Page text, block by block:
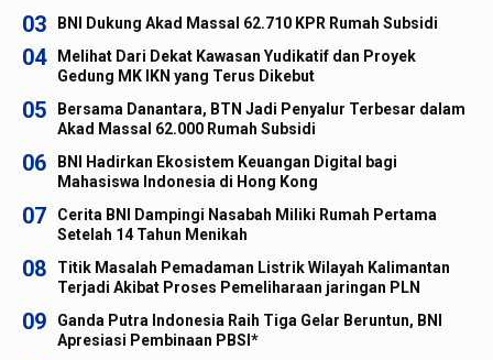
03 BNI Dukung Akad Massal 62.710 KPR Rumah Subsidi
04
Melihat Dari Dekat Kawasan Yudikatif dan Proyek
Gedung MK IKN yang Terus Dikebut
05
Bersama Danantara, BTN Jadi Penyalur Terbesar dalam
Akad Massal 62.000 Rumah Subsidi
06
BNI Hadirkan Ekosistem Keuangan Digital bagi
Mahasiswa Indonesia di Hong Kong
07
Cerita BNI Dampingi Nasabah Miliki Rumah Pertama
Setelah 14 Tahun Menikah
08
Titik Masalah Pemadaman Listrik Wilayah Kalimantan
Terjadi Akibat Proses Pemeliharaan jaringan PLN
09
Ganda Putra Indonesia Raih Tiga Gelar Beruntun, BNI
Apresiasi Pembinaan PBSI*